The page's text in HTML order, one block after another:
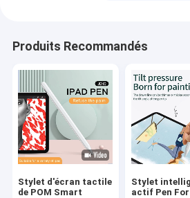
Produits Recommandés
Stylet d'écran tactile
de POM Smart
Stylet
actif Pen